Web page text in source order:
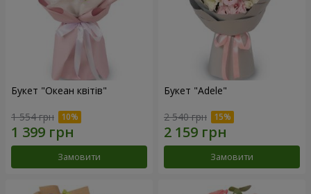
Букет "Океан квітів"
1 554 грн
Замовити
Букет "Adele"
2 540 грн
Замовити